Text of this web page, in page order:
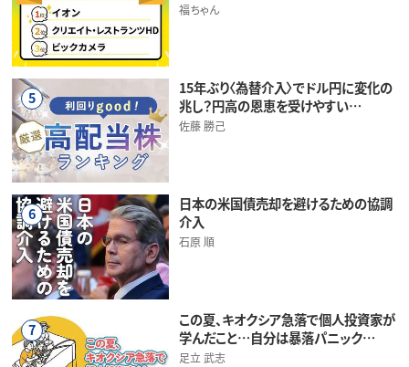
福ちゃん
5
15年ぶり〈為替介入〉でドル円に変化の
兆し？円高の恩恵を受けやすい…
佐藤 勝己
6
日本の米国債売却を避けるための協調
介入
石原 順
7
この夏、キオクシア急落で個人投資家が
学んだこと…自分は暴落パニック…
足立 武志